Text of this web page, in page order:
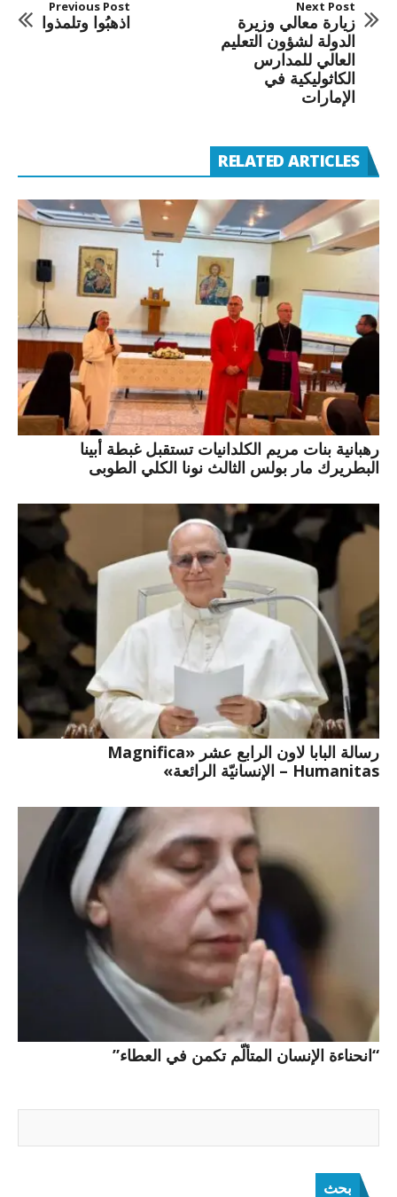
Previous Post
اذهبُوا وتلمذوا
Next Post
زيارة معالي وزيرة
الدولة لشؤون التعليم
العالي للمدارس
الكاثوليكية في
الإمارات
RELATED ARTICLES
رهبانية بنات مريم الكلدانيات تستقبل غبطة أبينا
البطريرك مار بولس الثالث نونا الكلي الطوبى
رسالة البابا لاون الرابع عشر «Magnifica
Humanitas – الإنسانيّة الرائعة»
“انحناءة الإنسان المتألّم تكمن في العطاء”
بحث